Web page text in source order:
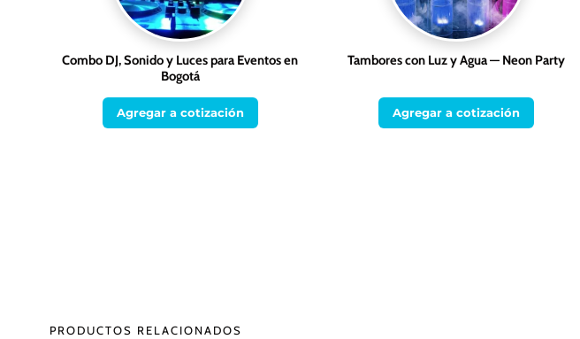
Combo DJ, Sonido y Luces para Eventos en
Bogotá
Agregar a cotización
Tambores con Luz y Agua — Neon Party
Agregar a cotización
PRODUCTOS RELACIONADOS